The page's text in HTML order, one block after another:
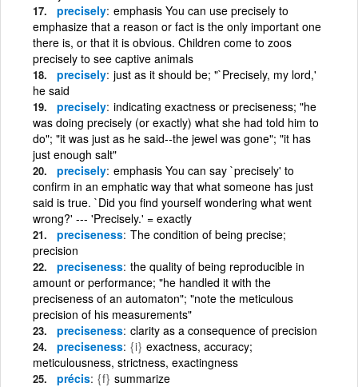
precisely emphasis You can use precisely to
emphasize that a reason or fact is the only important one
there is, or that it is obvious. Children come to zoos
precisely to see captive animals
precisely just as it should be; "`Precisely, my lord,'
he said
precisely indicating exactness or preciseness; "he
was doing precisely (or exactly) what she had told him to
do"; "it was just as he said--the jewel was gone"; "it has
just enough salt"
precisely emphasis You can say `precisely' to
confirm in an emphatic way that what someone has just
said is true. `Did you find yourself wondering what went
wrong?' --- 'Precisely.' = exactly
preciseness The condition of being precise;
precision
preciseness the quality of being reproducible in
amount or performance; "he handled it with the
preciseness of an automaton"; "note the meticulous
precision of his measurements"
preciseness clarity as a consequence of precision
preciseness {i} exactness, accuracy;
meticulousness, strictness, exactingness
précis {f} summarize